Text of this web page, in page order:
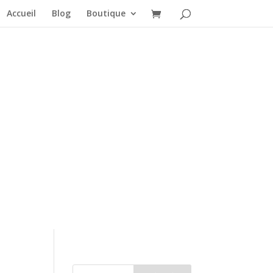
Accueil Blog Boutique